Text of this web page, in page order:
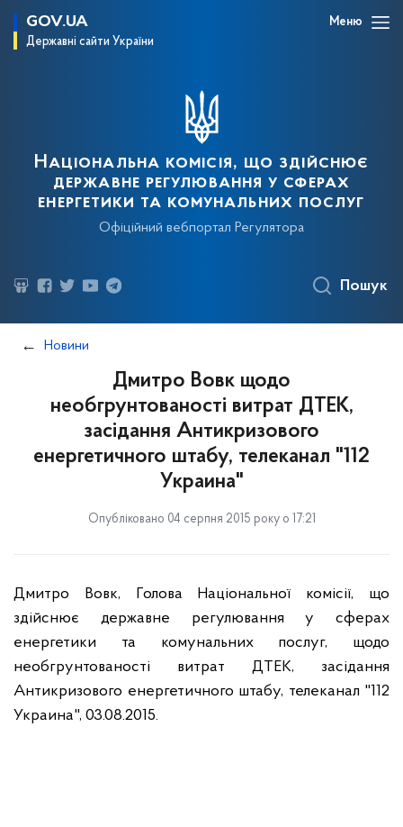
GOV.UA
Державні сайти України
Меню
Національна комісія, що здійснює
державне регулювання у сферах
енергетики та комунальних послуг
Офіційний вебпортал Регулятора
Пошук
Новини
Дмитро Вовк щодо
необгрунтованості витрат ДТЕК,
засідання Антикризового
енергетичного штабу, телеканал "112
Украина"
Опубліковано 04 серпня 2015 року о 17:21
Дмитро Вовк, Голова Національної комісії, що
здійснює державне регулювання у сферах
енергетики та комунальних послуг, щодо
необгрунтованості витрат ДТЕК, засідання
Антикризового енергетичного штабу, телеканал "112
Украина", 03.08.2015.